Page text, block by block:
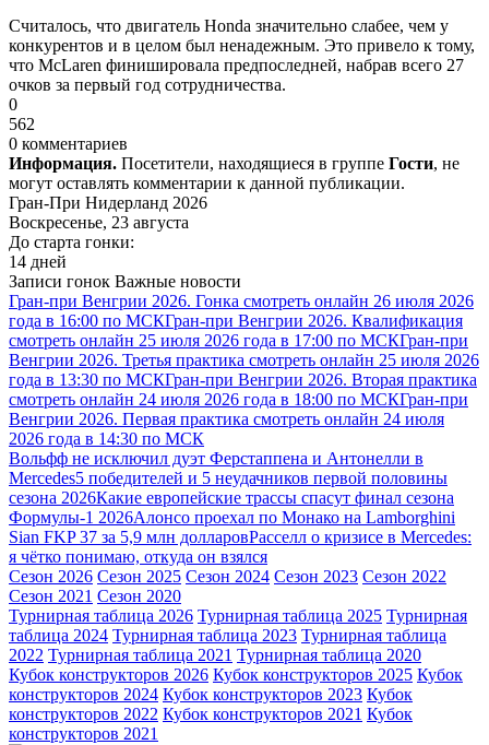
Считалось, что двигатель Honda значительно слабее, чем у
конкурентов и в целом был ненадежным. Это привело к тому,
что McLaren финишировала предпоследней, набрав всего 27
очков за первый год сотрудничества.
0
562
0 комментариев
Информация. Посетители, находящиеся в группе Гости, не
могут оставлять комментарии к данной публикации.
Гран-При Нидерланд 2026
Воскресенье, 23 августа
До старта гонки:
14 дней
Записи гонок Важные новости
Гран-при Венгрии 2026. Гонка смотреть онлайн 26 июля 2026
года в 16:00 по МСКГран-при Венгрии 2026. Квалификация
смотреть онлайн 25 июля 2026 года в 17:00 по МСКГран-при
Венгрии 2026. Третья практика смотреть онлайн 25 июля 2026
года в 13:30 по МСКГран-при Венгрии 2026. Вторая практика
смотреть онлайн 24 июля 2026 года в 18:00 по МСКГран-при
Венгрии 2026. Первая практика смотреть онлайн 24 июля
2026 года в 14:30 по МСК
Вольфф не исключил дуэт Ферстаппена и Антонелли в
Mercedes5 победителей и 5 неудачников первой половины
сезона 2026Какие европейские трассы спасут финал сезона
Формулы-1 2026Алонсо проехал по Монако на Lamborghini
Sian FKP 37 за 5,9 млн долларовРасселл о кризисе в Mercedes:
я чётко понимаю, откуда он взялся
Сезон 2026 Сезон 2025 Сезон 2024 Сезон 2023 Сезон 2022
Сезон 2021 Сезон 2020
Турнирная таблица 2026 Турнирная таблица 2025 Турнирная
таблица 2024 Турнирная таблица 2023 Турнирная таблица
2022 Турнирная таблица 2021 Турнирная таблица 2020
Кубок конструкторов 2026 Кубок конструкторов 2025 Кубок
конструкторов 2024 Кубок конструкторов 2023 Кубок
конструкторов 2022 Кубок конструкторов 2021 Кубок
конструкторов 2021